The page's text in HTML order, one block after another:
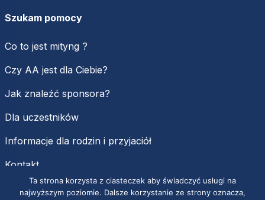
Szukam pomocy
Co to jest mityng ?
Czy AA jest dla Ciebie?
Jak znaleźć sponsora?
Dla uczestników
Informacje dla rodzin i przyjaciół
Kontakt
Ta strona korzysta z ciasteczek aby świadczyć usługi na
najwyższym poziomie. Dalsze korzystanie ze strony oznacza,